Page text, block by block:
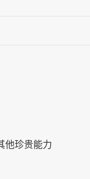
他珍贵能力